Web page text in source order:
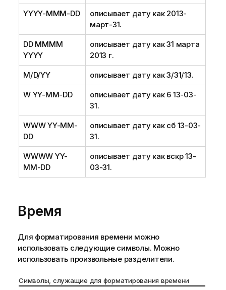
YYYY-MMM-DD
описывает дату как 2013-
март-31.
DD MMMM
YYYY
описывает дату как 31 марта
2013 г.
M/D/YY описывает дату как 3/31/13.
W YY-MM-DD
описывает дату как 6 13-03-
31.
WWW YY-MM-
DD
описывает дату как сб 13-03-
31.
WWWW YY-
MM-DD
описывает дату как вскр 13-
03-31.
Время
Для форматирования времени можно
использовать следующие символы. Можно
использовать произвольные разделители.
Символы, служащие для форматирования времени